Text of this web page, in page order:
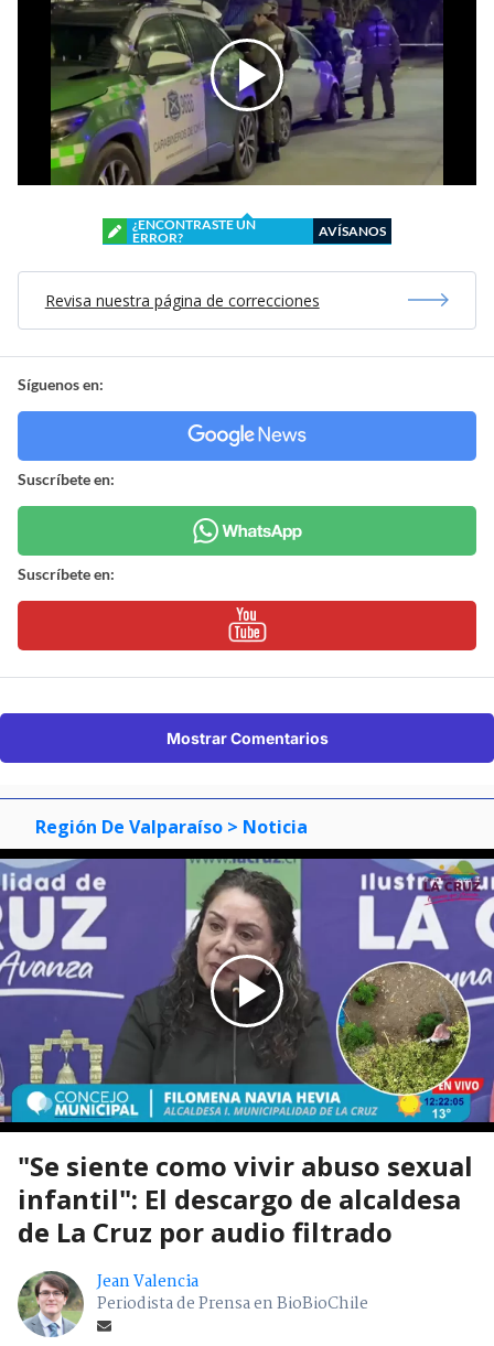
¿ENCONTRASTE UN
ERROR?
AVÍSANOS
Revisa nuestra página de correcciones
Síguenos en:
Suscríbete en:
Suscríbete en:
Mostrar Comentarios
Región De Valparaíso > Noticia
"Se siente como vivir abuso sexual
infantil": El descargo de alcaldesa
de La Cruz por audio filtrado
Jean Valencia
Periodista de Prensa en BioBioChile